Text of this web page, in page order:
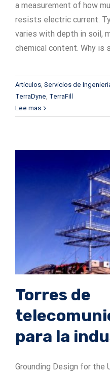
a measurement of how
resists electric current.
varies with depth in soil,
chemical content. Why is
Artículos, Servicios de
TerraDyne, TerraFill
Lee mas
Torres de
para la
Grounding Design for the